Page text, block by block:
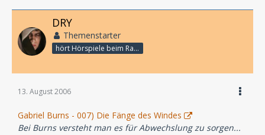
DRY
Themenstarter
hört Hörspiele beim Rasenmähen
13. August 2006
Gabriel Burns - 007) Die Fänge des Windes
Bei Burns versteht man es für Abwechslung zu sorgen...